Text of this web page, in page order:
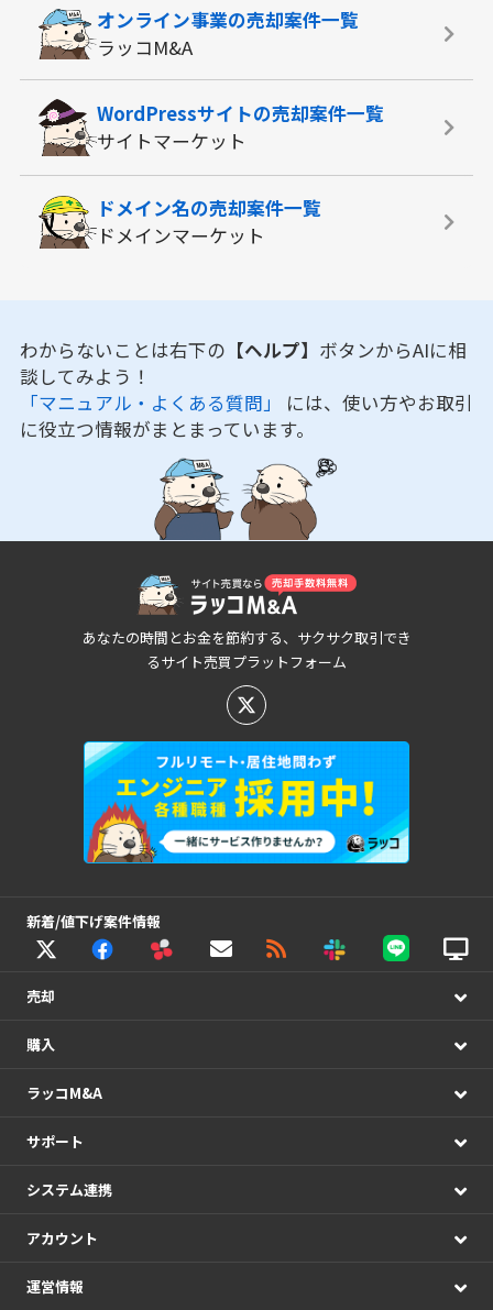
オンライン事業の売却案件一覧
ラッコM&A
WordPressサイトの売却案件一覧
サイトマーケット
ドメイン名の売却案件一覧
ドメインマーケット
わからないことは右下の 【ヘルプ】 ボタンからAIに相
談してみよう！
「マニュアル・よくある質問」 には、使い方やお取引
に役立つ情報がまとまっています。
あなたの時間とお金を節約する、サクサク取引でき
るサイト売買プラットフォーム
新着/値下げ案件情報
売却
購入
ラッコM&A
サポート
システム連携
アカウント
運営情報